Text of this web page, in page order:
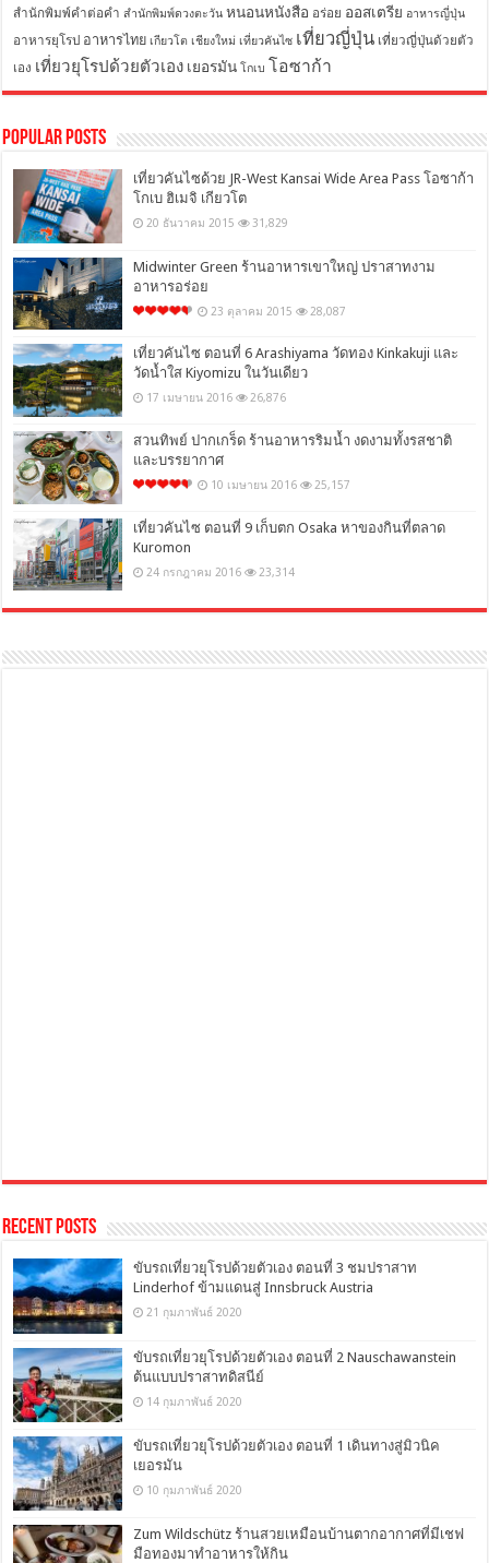
สำนักพิมพ์คำต่อคำ สำนักพิมพ์ดวงตะวัน หนอนหนังสือ อร่อย ออสเตรีย อาหารญี่ปุ่น
อาหารยุโรป อาหารไทย เกียวโต เชียงใหม่ เที่ยวคันไซ เที่ยวญี่ปุ่น เที่ยวญี่ปุ่นด้วยตัว
เอง เที่ยวยุโรปด้วยตัวเอง เยอรมัน โกเบ โอซาก้า
Popular Posts
เที่ยวคันไซด้วย JR-West Kansai Wide Area Pass โอซาก้า
โกเบ ฮิเมจิ เกียวโต
20 ธันวาคม 2015 31,829
Midwinter Green ร้านอาหารเขาใหญ่ ปราสาทงาม
อาหารอร่อย
23 ตุลาคม 2015 28,087
เที่ยวคันไซ ตอนที่ 6 Arashiyama วัดทอง Kinkakuji และ
วัดน้ำใส Kiyomizu ในวันเดียว
17 เมษายน 2016 26,876
สวนทิพย์ ปากเกร็ด ร้านอาหารริมน้ำ งดงามทั้งรสชาติ
และบรรยากาศ
10 เมษายน 2016 25,157
เที่ยวคันไซ ตอนที่ 9 เก็บตก Osaka หาของกินที่ตลาด
Kuromon
24 กรกฎาคม 2016 23,314
Recent Posts
ขับรถเที่ยวยุโรปด้วยตัวเอง ตอนที่ 3 ชมปราสาท
Linderhof ข้ามแดนสู่ Innsbruck Austria
21 กุมภาพันธ์ 2020
ขับรถเที่ยวยุโรปด้วยตัวเอง ตอนที่ 2 Nauschawanstein
ต้นแบบปราสาทดิสนีย์
14 กุมภาพันธ์ 2020
ขับรถเที่ยวยุโรปด้วยตัวเอง ตอนที่ 1 เดินทางสู่มิวนิค
เยอรมัน
10 กุมภาพันธ์ 2020
Zum Wildschütz ร้านสวยเหมือนบ้านตากอากาศที่มีเชฟ
มือทองมาทำอาหารให้กิน